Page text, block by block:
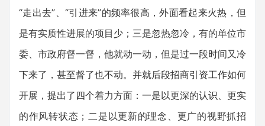
“走出去”、“引进来”的频率很高，外面看起来火热，但
是有实质性进展的项目少；三是忽热忽冷，有的单位市
委、市政府督一督，他就动一动，但是过一段时间又冷
下来了，甚至督了也不动。并就后段招商引资工作如何
开展，提出了四个着力方面：一是以更深的认识、更实
的作风转状态；二是以更新的理念、更广的视野抓招